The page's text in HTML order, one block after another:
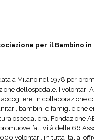
per il Bambino in
a Milano nel 1978 per
dell’ospedale. I volontari
accogliere, in collaborazione
bambini e famiglie che
ospedaliera. Fondazione
l’attività delle 66
volontari, in tutta Italia,